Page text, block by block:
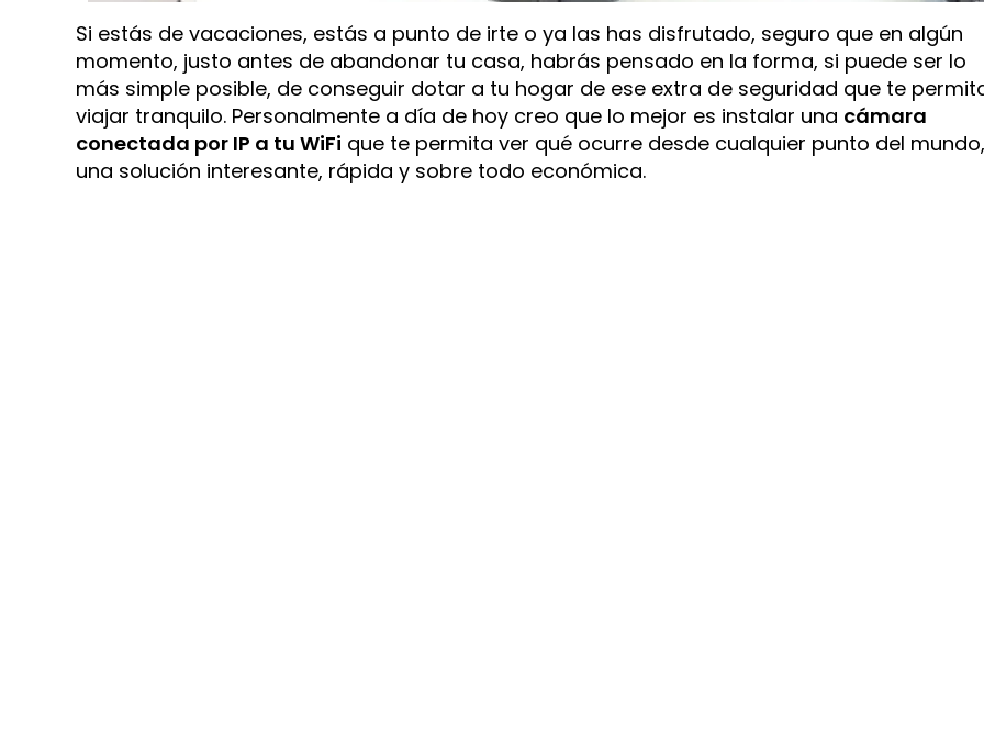
Si estás de vacaciones, estás a punto de irte o ya las has disfrutado, seguro que en algún
momento, justo antes de abandonar tu casa, habrás pensado en la forma, si puede ser lo
más simple posible, de conseguir dotar a tu hogar de ese extra de seguridad que te
viajar tranquilo. Personalmente a día de hoy creo que lo mejor es instalar una cámara
conectada por IP a tu WiFi que te permita ver qué ocurre desde cualquier punto del
una solución interesante, rápida y sobre todo económica.